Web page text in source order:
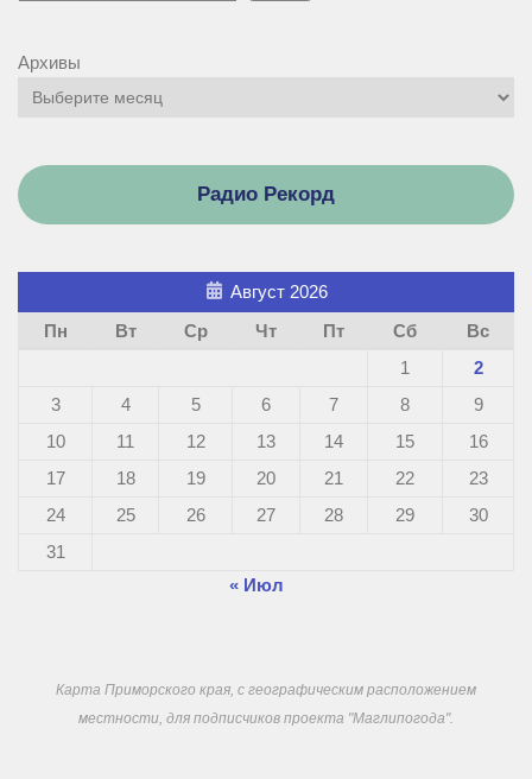
Архивы
Радио Рекорд
Август 2026
Пн
Вт Ср Чт Пт Сб
Вс
1
2
3
4 5 6 7 8
9
10
11 12 13 14 15
16
17
18 19 20 21 22
23
24
25 26 27 28 29
30
31
« Июл
Карта Приморского края, с географическим расположением
местности, для подписчиков проекта "Маглипогода".